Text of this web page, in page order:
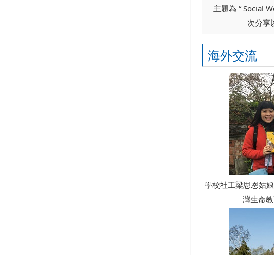
主題為 “ Social
次分享
海外交流
學校社工梁思恩姑
灣生命